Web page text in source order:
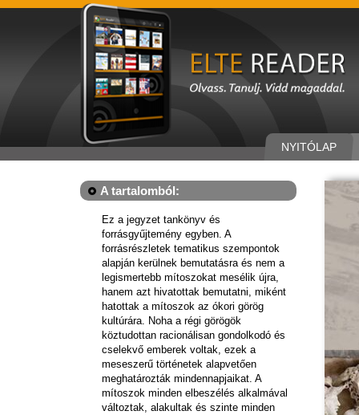
NYITÓLAP
A tartalomból:
Ez a jegyzet tankönyv és
forrásgyűjtemény egyben. A
forrásrészletek tematikus szempontok
alapján kerülnek bemutatásra és nem a
legismertebb mítoszokat mesélik újra,
hanem azt hivatottak bemutatni, miként
hatottak a mítoszok az ókori görög
kultúrára. Noha a régi görögök
köztudottan racionálisan gondolkodó és
cselekvő emberek voltak, ezek a
meseszerű történetek alapvetően
meghatározták mindennapjaikat. A
mítoszok minden elbeszélés alkalmával
változtak, alakultak és szinte minden